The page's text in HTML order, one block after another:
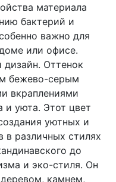
материала
бактерий и
важно для
или офисе.
Оттенок
бежево-серым
вкраплениями
и уюта. Этот цвет
уютных и
в различных стилях
до
и эко-стиля. Он
камнем,